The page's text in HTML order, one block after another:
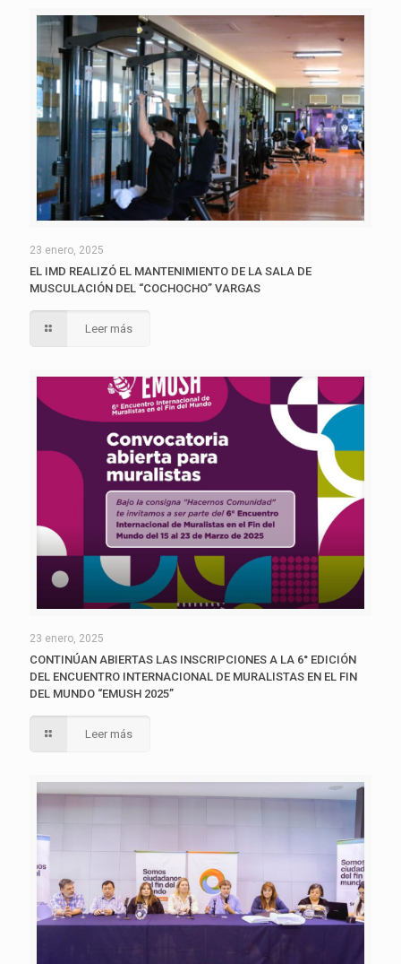
23 enero, 2025
EL IMD REALIZÓ EL MANTENIMIENTO DE LA SALA DE
MUSCULACIÓN DEL “COCHOCHO” VARGAS
Leer más
23 enero, 2025
CONTINÚAN ABIERTAS LAS INSCRIPCIONES A LA 6° EDICIÓN
DEL ENCUENTRO INTERNACIONAL DE MURALISTAS EN EL FIN
DEL MUNDO “EMUSH 2025”
Leer más